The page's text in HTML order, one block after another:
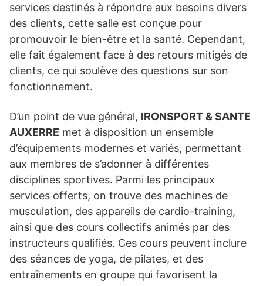
services destinés à répondre aux besoins divers
des clients, cette salle est conçue pour
promouvoir le bien-être et la santé. Cependant,
elle fait également face à des retours mitigés de
clients, ce qui soulève des questions sur son
fonctionnement.
D’un point de vue général, IRONSPORT & SANTE
AUXERRE met à disposition un ensemble
d’équipements modernes et variés, permettant
aux membres de s’adonner à différentes
disciplines sportives. Parmi les principaux
services offerts, on trouve des machines de
musculation, des appareils de cardio-training,
ainsi que des cours collectifs animés par des
instructeurs qualifiés. Ces cours peuvent inclure
des séances de yoga, de pilates, et des
entraînements en groupe qui favorisent la